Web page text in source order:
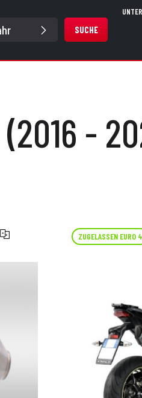
SUCHE
(2016 -
ZUGELASSEN EURO 4